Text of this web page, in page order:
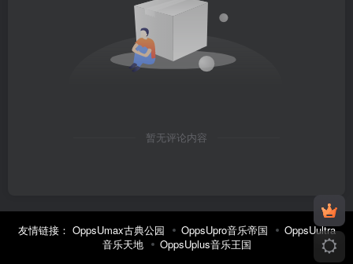
暂无评论内容
友情链接： OppsUmax古典公园 OppsUpro音乐帝国
OppsUultra
音乐天地
OppsUplus音乐王国